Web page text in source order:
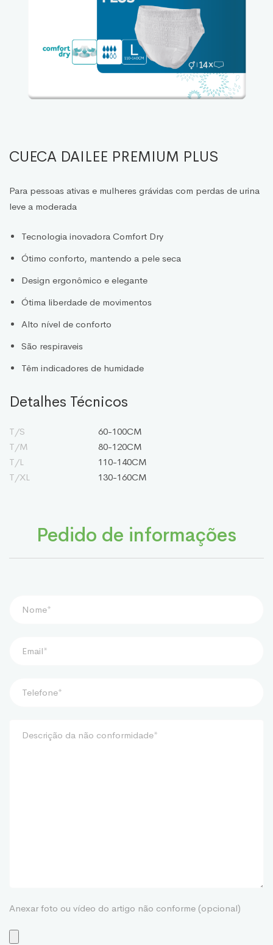
CUECA DAILEE PREMIUM PLUS
Para pessoas ativas e mulheres grávidas com perdas de urina
leve a moderada
Tecnologia inovadora Comfort Dry
Ótimo conforto, mantendo a pele seca
Design ergonômico e elegante
Ótima liberdade de movimentos
Alto nível de conforto
São respiraveis
Têm indicadores de humidade
Detalhes Técnicos
T/S
60-100CM
T/M
80-120CM
T/L
110-140CM
T/XL
130-160CM
Pedido de informações
Anexar foto ou vídeo do artigo não conforme (opcional)